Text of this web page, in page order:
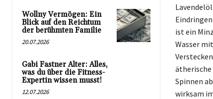
Wollny Vermögen: Ein
Blick auf den Reichtum
der berühmten Familie
20.07.2026
Gabi Fastner Alter: Alles,
was du über die Fitness-
Expertin wissen musst!
12.07.2026
ist ein
Wasser
ätherische
Spinnen
wirksam